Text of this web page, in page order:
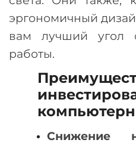
эргономичный
вам лучший угол
работы.
Снижение